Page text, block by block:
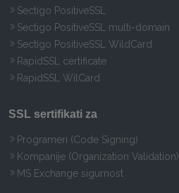
Sectigo PositiveSSL
Sectigo PositiveSSL multi-domain
Sectigo PositiveSSL WildCard
RapidSSL certificate
RapidSSL WilCard
SSL sertifikati za
Programeri (Code Signing)
Kompanije (Organization Validation)
MS Exchange sigurnost